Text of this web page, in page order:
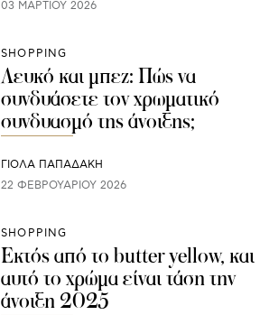
03 ΜΑΡΤΊΟΥ 2026
SHOPPING
Λευκό και μπεζ: Πώς να
συνδυάσετε τον χρωματικό
συνδυασμό της άνοιξης;
ΓΙΌΛΑ ΠΑΠΑΔΆΚΗ
22 ΦΕΒΡΟΥΑΡΊΟΥ 2026
SHOPPING
Εκτός από το butter yellow, και
αυτό το χρώμα είναι τάση την
άνοιξη 2025